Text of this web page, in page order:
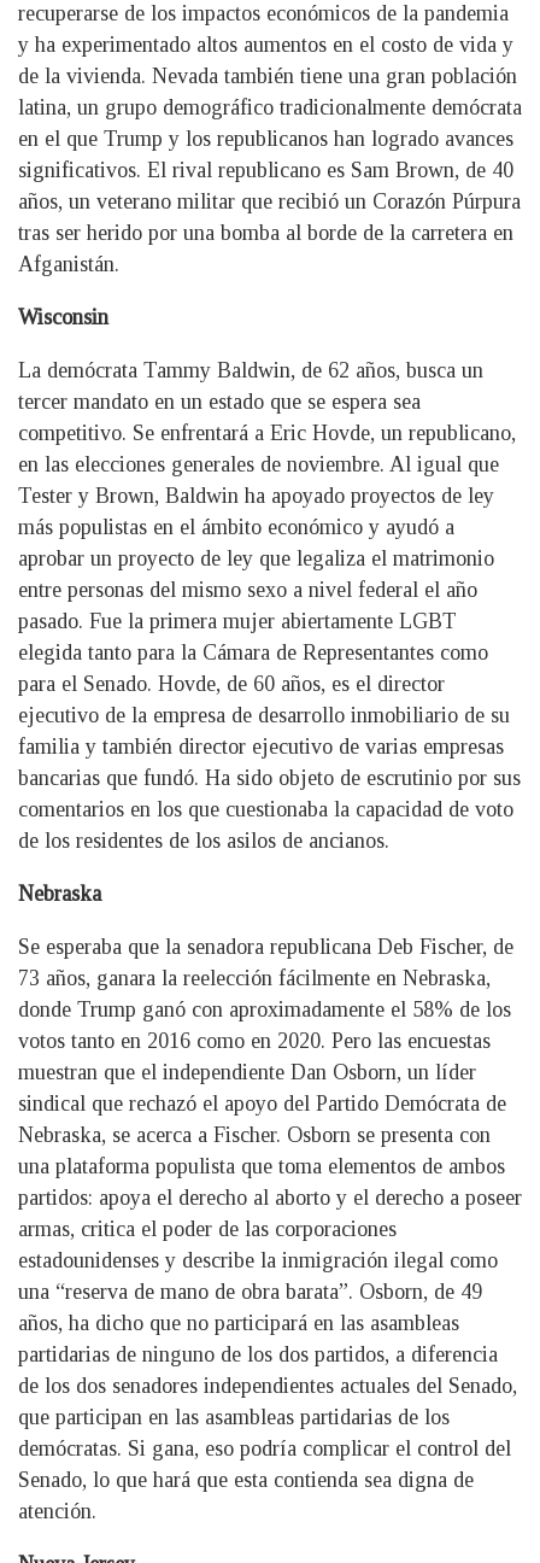
recuperarse de los impactos económicos de la pandemia
y ha experimentado altos aumentos en el costo de vida y
de la vivienda. Nevada también tiene una gran población
latina, un grupo demográfico tradicionalmente demócrata
en el que Trump y los republicanos han logrado avances
significativos. El rival republicano es Sam Brown, de 40
años, un veterano militar que recibió un Corazón Púrpura
tras ser herido por una bomba al borde de la carretera en
Afganistán.
Wisconsin
La demócrata Tammy Baldwin, de 62 años, busca un
tercer mandato en un estado que se espera sea
competitivo. Se enfrentará a Eric Hovde, un republicano,
en las elecciones generales de noviembre. Al igual que
Tester y Brown, Baldwin ha apoyado proyectos de ley
más populistas en el ámbito económico y ayudó a
aprobar un proyecto de ley que legaliza el matrimonio
entre personas del mismo sexo a nivel federal el año
pasado. Fue la primera mujer abiertamente LGBT
elegida tanto para la Cámara de Representantes como
para el Senado. Hovde, de 60 años, es el director
ejecutivo de la empresa de desarrollo inmobiliario de su
familia y también director ejecutivo de varias empresas
bancarias que fundó. Ha sido objeto de escrutinio por sus
comentarios en los que cuestionaba la capacidad de voto
de los residentes de los asilos de ancianos.
Nebraska
Se esperaba que la senadora republicana Deb Fischer, de
73 años, ganara la reelección fácilmente en Nebraska,
donde Trump ganó con aproximadamente el 58% de los
votos tanto en 2016 como en 2020. Pero las encuestas
muestran que el independiente Dan Osborn, un líder
sindical que rechazó el apoyo del Partido Demócrata de
Nebraska, se acerca a Fischer. Osborn se presenta con
una plataforma populista que toma elementos de ambos
partidos: apoya el derecho al aborto y el derecho a poseer
armas, critica el poder de las corporaciones
estadounidenses y describe la inmigración ilegal como
una “reserva de mano de obra barata”. Osborn, de 49
años, ha dicho que no participará en las asambleas
partidarias de ninguno de los dos partidos, a diferencia
de los dos senadores independientes actuales del Senado,
que participan en las asambleas partidarias de los
demócratas. Si gana, eso podría complicar el control del
Senado, lo que hará que esta contienda sea digna de
atención.